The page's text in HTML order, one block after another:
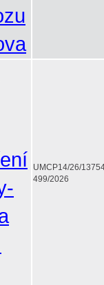
UMCP14/26/
499/2026